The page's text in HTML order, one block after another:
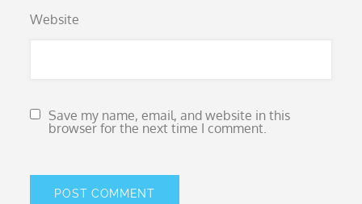
Website
Save my name, email, and website in this
browser for the next time I comment.